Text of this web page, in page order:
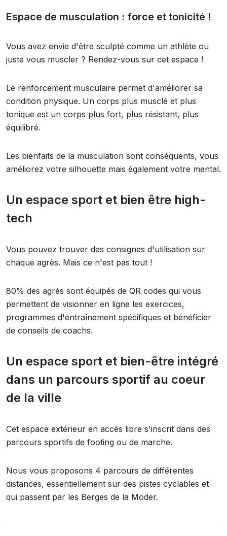
Espace de musculation : force et tonicité !
Vous avez envie d'être sculpté comme un athlète ou
juste vous muscler ? Rendez-vous sur cet espace !
Le renforcement musculaire permet d'améliorer sa
condition physique. Un corps plus musclé et plus
tonique est un corps plus fort, plus résistant, plus
équilibré.
Les bienfaits de la musculation sont conséquents, vous
améliorez votre silhouette mais également votre mental.
Un espace sport et bien être high-
tech
Vous pouvez trouver des consignes d'utilisation sur
chaque agrès. Mais ce n'est pas tout !
80% des agrès sont équipés de QR codes qui vous
permettent de visionner en ligne les exercices,
programmes d'entraînement spécifiques et bénéficier
de conseils de coachs.
Un espace sport et bien-être intégré
dans un parcours sportif au coeur
de la ville
Cet espace extérieur en accès libre s'inscrit dans des
parcours sportifs de footing ou de marche.
Nous vous proposons 4 parcours de différentes
distances, essentiellement sur des pistes cyclables et
qui passent par les Berges de la Moder.